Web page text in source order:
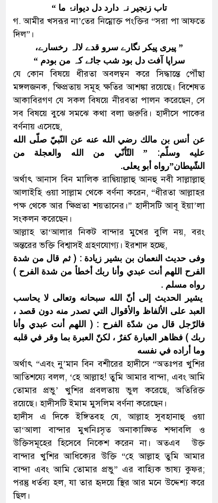
تاب زنجیر نہ دارد دل دیوانۂ ما “
গ. আমীর খসরূর না’তের নিম্নোক্ত পংক্তির “সরা পা আফতে
দিল”।
” پیری پیکر نگارے سرو قدے لالہ رخسارے،
سراپا آفت دل بود شب جائے کہ من بودم “
যে কোন বিষয়ে ধীরতা অবলম্বন করে সিদ্ধান্তে পৌঁছা
মঙ্গলজনক, ক্ষিপ্রতায় সমূহ ক্ষতির আশঙ্কা রয়েছে। বিশেষত
আকাবিরগণ যে সকল বিষয়ে নীরবতা পালন করেছেন, সে
সব বিষয়ে বুঝে সমঝে কথা বলা জরুরি। হাদীসে পাকের
বর্ণনায় এসেছে,
عن أنس بن مالك رضي الله عنه عن النّبيّ صلّى الله
عليه وسلّم: ” التّأنّي من الله والعجلة من
الشّيطان”رواه أبو يعلى.
অর্থাৎ আনাস বিন মালিক রাদ্বিয়াল্লাহু আনহু নবী সাল্লাল্লাহু
আলাইহি ওয়া সাল্লাম থেকে বর্ণনা করেন, “ধীরতা আল্লাহর
পক্ষ থেকে আর ক্ষিপ্রতা শয়তানের।” হাদীসটি আবূ ইয়া’লা
সংকলন করেছেন।
আল্লাহ তা‘আলার নিকট বান্দার মুখের বুলি নয়, বরং
অন্তরের ভক্তি বিশ্বাসই গ্রহণযোগ্য। ইরশাদ হচ্ছে,
وفى حديث النعمان بن بشير زيادة : ( ثم قال من شدة
الفرح اللهم أنت عبدي وأنا ربك أخطأ من شدة الفرح )
رواه مسلم .
يشير الحديث إلى أنّ الله سبحانه وتعالى لا يحاسب
العبد على الألفاظ والأقوال التي تصدر منه دون قصد ،
فالرّجل قال من شدّة الفرح : ( اللهم أنت عبدي وأنا
ربك ) فظاهر العبارة كفرٌ ، لكنّ العبرة بما وقر في قلبه
وما أراده في نفسه
অর্থাৎ “এবং নু’মান বিন বশীরের হাদীসে “অতঃপর খুশির
আতিশয্যে বলল, ‘হে আল্লাহ! তুমি আমার বান্দা, এবং আমি
তোমার প্রভু’ খুশির প্রবলতায় ভুল করেছে, অতিরিক্ত
রয়েছে। হাদীসটি ইমাম মুসলিম বর্ণনা করেছেন।
হাদীস এ দিকে ইঙ্গিতবহ যে, আল্লাহ সুবহানাহু ওয়া
তা‘আলা বান্দার মুখনিঃসৃত অনাকাঙ্ক্ষিত শব্দাবলি ও
উক্তিসমূহের হিসেবে নিকেশ করেন না। অতএব উক্ত
বান্দার খুশির আধিক্যের উক্তি “হে আল্লাহ তুমি আমার
বান্দা এবং আমি তোমার প্রভু” এর বাহ্যিক ভাষ্য কুফর;
পরন্তু ধর্তব্য হল, যা তার হৃদয়ে স্থির আর মনে উদ্দেশ্য করে
ছিল।